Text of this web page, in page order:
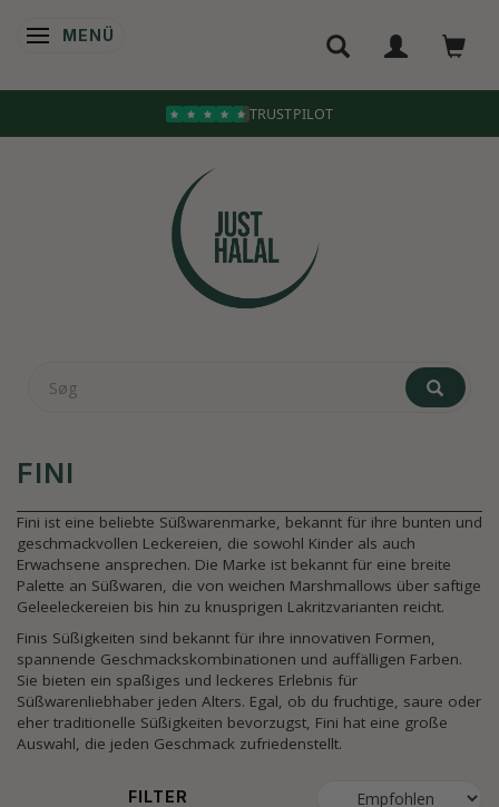
ANZEIGE ÄNDERN
MENÜ
FINI
Fini ist eine beliebte Süßwarenmarke, bekannt für ihre bunten und
geschmackvollen Leckereien, die sowohl Kinder als auch
Erwachsene ansprechen. Die Marke ist bekannt für eine breite
Palette an Süßwaren, die von weichen Marshmallows über saftige
Geleeleckereien bis hin zu knusprigen Lakritzvarianten reicht.
Finis Süßigkeiten sind bekannt für ihre innovativen Formen,
spannende Geschmackskombinationen und auffälligen Farben.
Sie bieten ein spaßiges und leckeres Erlebnis für
Süßwarenliebhaber jeden Alters. Egal, ob du fruchtige, saure oder
eher traditionelle Süßigkeiten bevorzugst, Fini hat eine große
Auswahl, die jeden Geschmack zufriedenstellt.
FILTER